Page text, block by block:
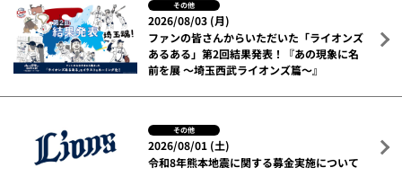
その他
2026/08/03 (月)
ファンの皆さんからいただいた「ライオンズ
あるある」第2回結果発表！『あの現象に名
前を展 ～埼玉西武ライオンズ篇～』
その他
2026/08/01 (土)
令和8年熊本地震に関する募金実施について